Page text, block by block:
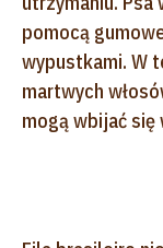
pomocą
wypustkami. W
martwych
mogą wbijać się